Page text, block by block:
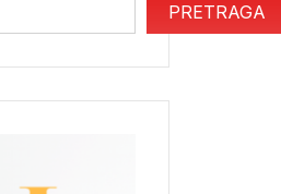
PRETRAGA